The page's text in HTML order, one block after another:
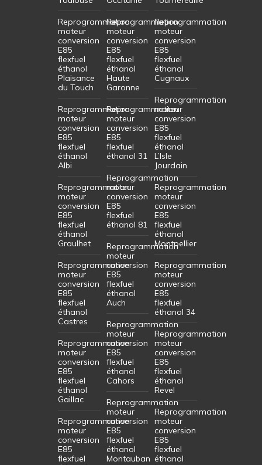
Reprogrammation
moteur
conversion
E85
flexfuel
éthanol
Plaisance
du Touch
Reprogrammation
moteur
conversion
E85
flexfuel
éthanol
Albi
Reprogrammation
moteur
conversion
E85
flexfuel
éthanol
Graulhet
Reprogrammation
moteur
conversion
E85
flexfuel
éthanol
Castres
Reprogrammation
moteur
conversion
E85
flexfuel
éthanol
Gaillac
Reprogrammation
moteur
conversion
E85
flexfuel
Reprogrammation
moteur
conversion
E85
flexfuel
éthanol
Haute
Garonne
Reprogrammation
moteur
conversion
E85
flexfuel
éthanol 31
Reprogrammation
moteur
conversion
E85
flexfuel
éthanol 81
Reprogrammation
moteur
conversion
E85
flexfuel
éthanol
Auch
Reprogrammation
moteur
conversion
E85
flexfuel
éthanol
Cahors
Reprogrammation
moteur
conversion
E85
flexfuel
éthanol
Montauban
Reprogrammation
moteur
conversion
E85
flexfuel
éthanol
Cugnaux
Reprogrammation
moteur
conversion
E85
flexfuel
éthanol
L’Isle
Jourdain
Reprogrammation
moteur
conversion
E85
flexfuel
éthanol
Montpellier
Reprogrammation
moteur
conversion
E85
flexfuel
éthanol 34
Reprogrammation
moteur
conversion
E85
flexfuel
éthanol
Revel
Reprogrammation
moteur
conversion
E85
flexfuel
éthanol